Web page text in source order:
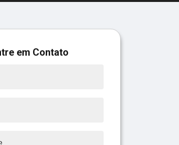
em Contato